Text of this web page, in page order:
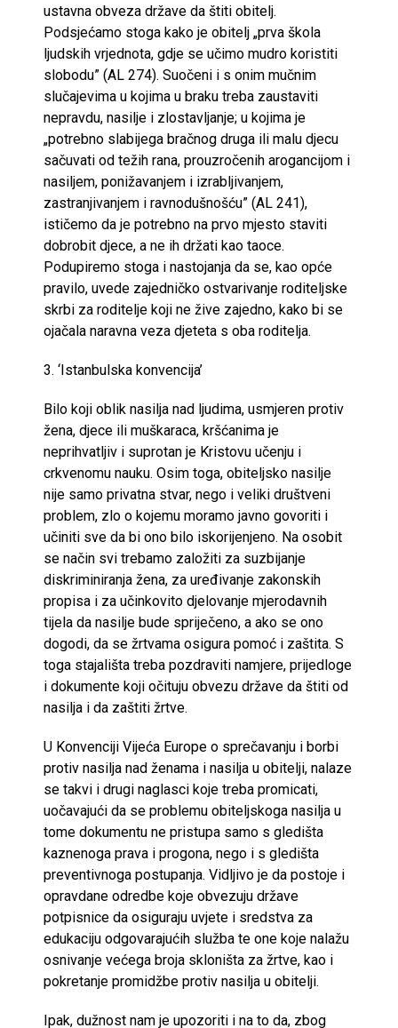
ustavna obveza države da štiti obitelj.
Podsjećamo stoga kako je obitelj „prva škola
ljudskih vrjednota, gdje se učimo mudro koristiti
slobodu” (AL 274). Suočeni i s onim mučnim
slučajevima u kojima u braku treba zaustaviti
nepravdu, nasilje i zlostavljanje; u kojima je
„potrebno slabijega bračnog druga ili malu djecu
sačuvati od težih rana, prouzročenih arogancijom i
nasiljem, ponižavanjem i izrabljivanjem,
zastranjivanjem i ravnodušnošću” (AL 241),
ističemo da je potrebno na prvo mjesto staviti
dobrobit djece, a ne ih držati kao taoce.
Podupiremo stoga i nastojanja da se, kao opće
pravilo, uvede zajedničko ostvarivanje roditeljske
skrbi za roditelje koji ne žive zajedno, kako bi se
ojačala naravna veza djeteta s oba roditelja.
3. ‘Istanbulska konvencija’
Bilo koji oblik nasilja nad ljudima, usmjeren protiv
žena, djece ili muškaraca, kršćanima je
neprihvatljiv i suprotan je Kristovu učenju i
crkvenomu nauku. Osim toga, obiteljsko nasilje
nije samo privatna stvar, nego i veliki društveni
problem, zlo o kojemu moramo javno govoriti i
učiniti sve da bi ono bilo iskorijenjeno. Na osobit
se način svi trebamo založiti za suzbijanje
diskriminiranja žena, za uređivanje zakonskih
propisa i za učinkovito djelovanje mjerodavnih
tijela da nasilje bude spriječeno, a ako se ono
dogodi, da se žrtvama osigura pomoć i zaštita. S
toga stajališta treba pozdraviti namjere, prijedloge
i dokumente koji očituju obvezu države da štiti od
nasilja i da zaštiti žrtve.
U Konvenciji Vijeća Europe o sprečavanju i borbi
protiv nasilja nad ženama i nasilja u obitelji, nalaze
se takvi i drugi naglasci koje treba promicati,
uočavajući da se problemu obiteljskoga nasilja u
tome dokumentu ne pristupa samo s gledišta
kaznenoga prava i progona, nego i s gledišta
preventivnoga postupanja. Vidljivo je da postoje i
opravdane odredbe koje obvezuju države
potpisnice da osiguraju uvjete i sredstva za
edukaciju odgovarajućih služba te one koje nalažu
osnivanje većega broja skloništa za žrtve, kao i
pokretanje promidžbe protiv nasilja u obitelji.
Ipak, dužnost nam je upozoriti i na to da, zbog